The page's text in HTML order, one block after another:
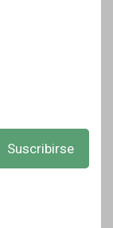
Suscribirse